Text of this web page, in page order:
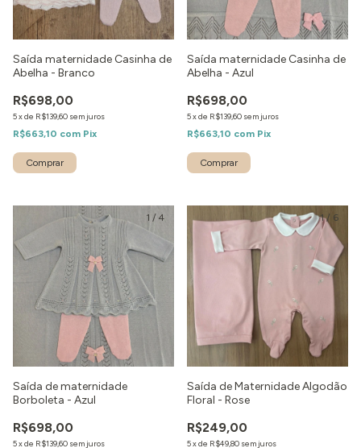
Saída maternidade Casinha de
Abelha - Branco
R$698,00
5xde R$139,60 sem juros
R$663,10 com Pix
Comprar
Saída maternidade Casinha de
Abelha - Azul
R$698,00
5xde R$139,60 sem juros
R$663,10 com Pix
Comprar
1 / 4
Saída de maternidade
Borboleta - Azul
R$698,00
5xde R$139,60 sem juros
1/ 6
Saída de Maternidade Algodão
Floral - Rose
R$249,00
5xde R$49,80 sem juros